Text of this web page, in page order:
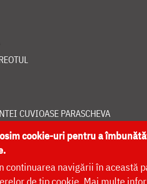
CUVIOASE PARASCHEVA
Site
cookie-uri pentru a
continuarea navigării în această
de tip cookie. Mai multe